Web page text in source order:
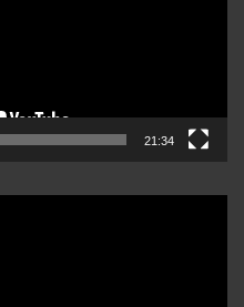
21:34